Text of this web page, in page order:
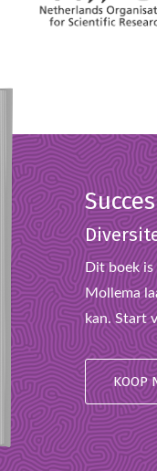
Dit boek is
Mollema
kan. Start
KOOP